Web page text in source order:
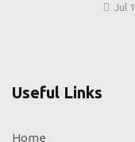
Jul
Useful Links
Home